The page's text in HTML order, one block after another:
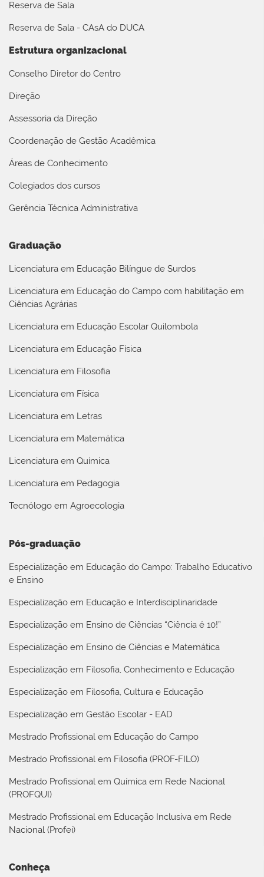
Reserva de Sala
Reserva de Sala - CAsA do DUCA
Estrutura organizacional
Conselho Diretor do Centro
Direção
Assessoria da Direção
Coordenação de Gestão Acadêmica
Áreas de Conhecimento
Colegiados dos cursos
Gerência Técnica Administrativa
Graduação
Licenciatura em Educação Bilíngue de Surdos
Licenciatura em Educação do Campo com habilitação em
Ciências Agrárias
Licenciatura em Educação Escolar Quilombola
Licenciatura em Educação Física
Licenciatura em Filosofia
Licenciatura em Física
Licenciatura em Letras
Licenciatura em Matemática
Licenciatura em Química
Licenciatura em Pedagogia
Tecnólogo em Agroecologia
Pós-graduação
Especialização em Educação do Campo: Trabalho Educativo
e Ensino
Especialização em Educação e Interdisciplinaridade
Especialização em Ensino de Ciências “Ciência é 10!”
Especialização em Ensino de Ciências e Matemática
Especialização em Filosofia, Conhecimento e Educação
Especialização em Filosofia, Cultura e Educação
Especialização em Gestão Escolar - EAD
Mestrado Profissional em Educação do Campo
Mestrado Profissional em Filosofia (PROF-FILO)
Mestrado Profissional em Química em Rede Nacional
(PROFQUI)
Mestrado Profissional em Educação Inclusiva em Rede
Nacional (Profei)
Conheça